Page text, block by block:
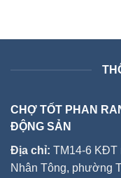
CHỢ TỐT PHAN
ĐỘNG SẢN
Địa chỉ: TM14-6 KĐT
Nhân Tông, phường